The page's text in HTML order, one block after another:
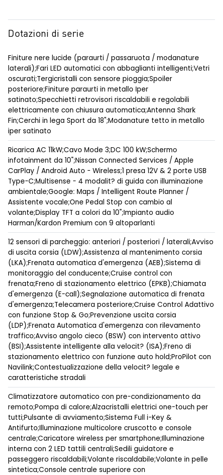
Dotazioni di serie
Finiture nere lucide (paraurti / passaruota / modanature
laterali);Fari LED automatici con abbaglianti intelligenti;Vetri
oscurati;Tergicristalli con sensore pioggia;Spoiler
posteriore;Finiture paraurti in metallo Iper
satinato;Specchietti retrovisori riscaldabili e regolabili
elettricamente con chiusura automatica;Antenna Shark
Fin;Cerchi in lega Sport da 18";Modanature tetto in metallo
iper satinato
Ricarica AC 11kW;Cavo Mode 3;DC 100 kW;Schermo
infotainment da 10";Nissan Connected Services / Apple
CarPlay / Android Auto - Wireless;1 presa 12V & 2 porte USB
Type-C;Multisense - 4 modalit? di guida con illuminazione
ambientale;Google: Maps / Intelligent Route Planner /
Assistente vocale;One Pedal Stop con cambio al
volante;Display TFT a colori da 10";Impianto audio
Harman/Kardon Premium con 9 altoparlanti
12 sensori di parcheggio: anteriori / posteriori / laterali;Avviso
di uscita corsia (LDW);Assistenza al mantenimento corsia
(LKA);Frenata automatica d'emergenza (AEB);Sistema di
monitoraggio del conducente;Cruise control con
frenata;Freno di stazionamento elettrico (EPKB);Chiamata
d'emergenza (E-call);Segnalazione automatica di frenata
d'emergenza;Telecamera posteriore;Cruise Control Adattivo
con funzione Stop & Go;Prevenzione uscita corsia
(LDP);Frenata Automatica d'emergenza con rilevamento
traffico;Avviso angolo cieco (BSW) con intervento attivo
(BSI);Assistente intelligente alla velocit? (ISA);Freno di
stazionamento elettrico con funzione auto hold;ProPilot con
Navilink;Contestualizzazione della velocit? legale e
caratteristiche stradali
Climatizzatore automatico con pre-condizionamento da
remoto;Pompa di calore;Alzacristalli elettrici one-touch per
tutti;Pulsante di avviamento;Sistema Full i-Key &
Antifurto;Illuminazione multicolore cruscotto e console
centrale;Caricatore wireless per smartphone;Illuminazione
interna con 2 LED tattili centrali;Sedili guidatore e
passeggero riscaldabili;Volante riscaldabile;Volante in pelle
sintetica;Console centrale superiore con